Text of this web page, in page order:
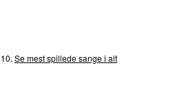
Se mest spillede sange i alt